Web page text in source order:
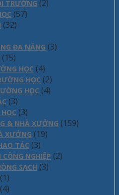
TRƯỜNG (2)
(57)
(32)
ĐA NĂNG (3)
(15)
HỌC (4)
HỌC (2)
HỌC (4)
(3)
(3)
& NHÀ XƯỞNG (159)
XƯỞNG (19)
TÁC (3)
CÔNG NGHIỆP (2)
SẠCH (3)
(1)
(4)